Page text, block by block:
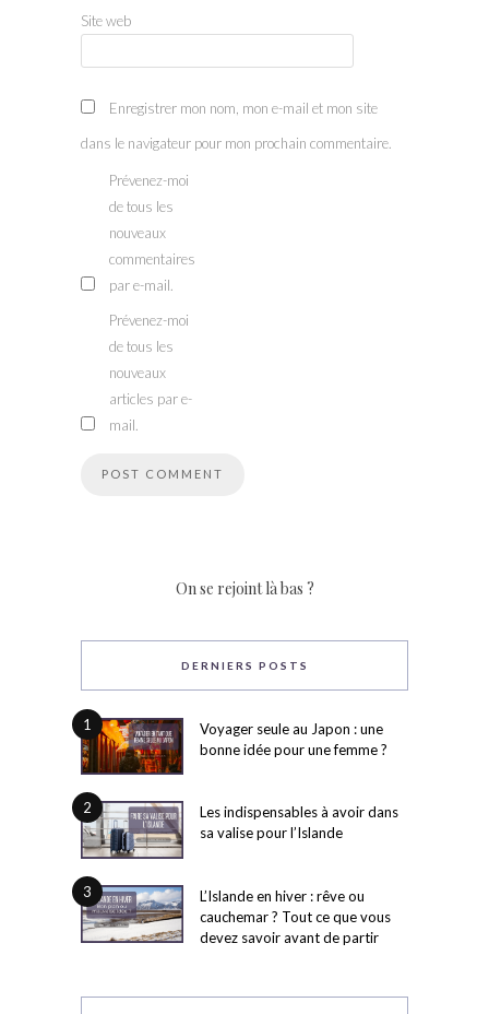
Site web
Enregistrer mon nom, mon e-mail et mon site
dans le navigateur pour mon prochain commentaire.
Prévenez-moi
de tous les
nouveaux
commentaires
par e-mail.
Prévenez-moi
de tous les
nouveaux
articles par e-
mail.
On se rejoint là bas ?
DERNIERS POSTS
1
Voyager seule au Japon : une
bonne idée pour une femme ?
2
Les indispensables à avoir dans
sa valise pour l’Islande
3
L’Islande en hiver : rêve ou
cauchemar ? Tout ce que vous
devez savoir avant de partir